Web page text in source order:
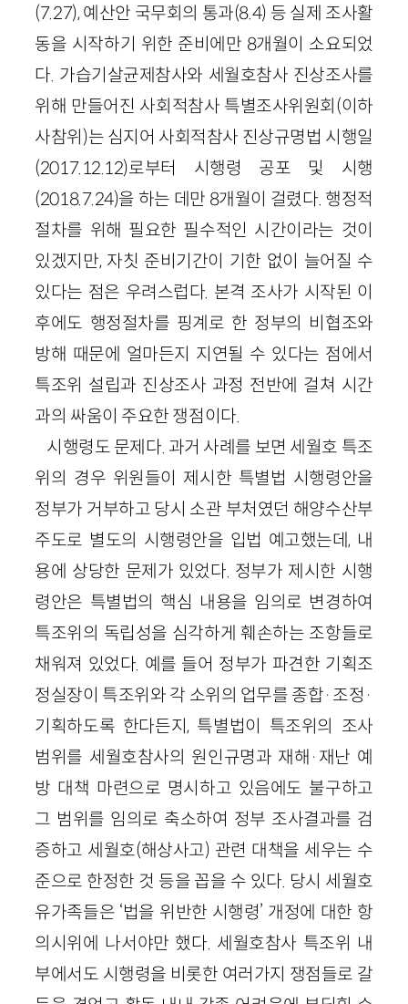
(7.27), 예산안 국무회의 통과(8.4) 등 실제 조사활
동을 시작하기 위한 준비에만 8개월이 소요되었
다. 가습기살균제참사와 세월호참사 진상조사를
위해 만들어진 사회적참사 특별조사위원회(이하
사참위)는 심지어 사회적참사 진상규명법 시행일
(2017.12.12)로부터 시행령 공포 및 시행
(2018.7.24)을 하는 데만 8개월이 걸렸다. 행정적
절차를 위해 필요한 필수적인 시간이라는 것이
있겠지만, 자칫 준비기간이 기한 없이 늘어질 수
있다는 점은 우려스럽다. 본격 조사가 시작된 이
후에도 행정절차를 핑계로 한 정부의 비협조와
방해 때문에 얼마든지 지연될 수 있다는 점에서
특조위 설립과 진상조사 과정 전반에 걸쳐 시간
과의 싸움이 주요한 쟁점이다.
시행령도 문제다. 과거 사례를 보면 세월호 특조
위의 경우 위원들이 제시한 특별법 시행령안을
정부가 거부하고 당시 소관 부처였던 해양수산부
주도로 별도의 시행령안을 입법 예고했는데, 내
용에 상당한 문제가 있었다. 정부가 제시한 시행
령안은 특별법의 핵심 내용을 임의로 변경하여
특조위의 독립성을 심각하게 훼손하는 조항들로
채워져 있었다. 예를 들어 정부가 파견한 기획조
정실장이 특조위와 각 소위의 업무를 종합·조정·
기획하도록 한다든지, 특별법이 특조위의 조사
범위를 세월호참사의 원인규명과 재해·재난 예
방 대책 마련으로 명시하고 있음에도 불구하고
그 범위를 임의로 축소하여 정부 조사결과를 검
증하고 세월호(해상사고) 관련 대책을 세우는 수
준으로 한정한 것 등을 꼽을 수 있다. 당시 세월호
유가족들은 ‘법을 위반한 시행령’ 개정에 대한 항
의시위에 나서야만 했다. 세월호참사 특조위 내
부에서도 시행령을 비롯한 여러가지 쟁점들로 갈